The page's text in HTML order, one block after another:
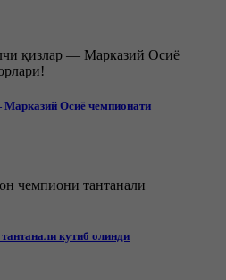
Осиё чемпионати
кутиб олинди